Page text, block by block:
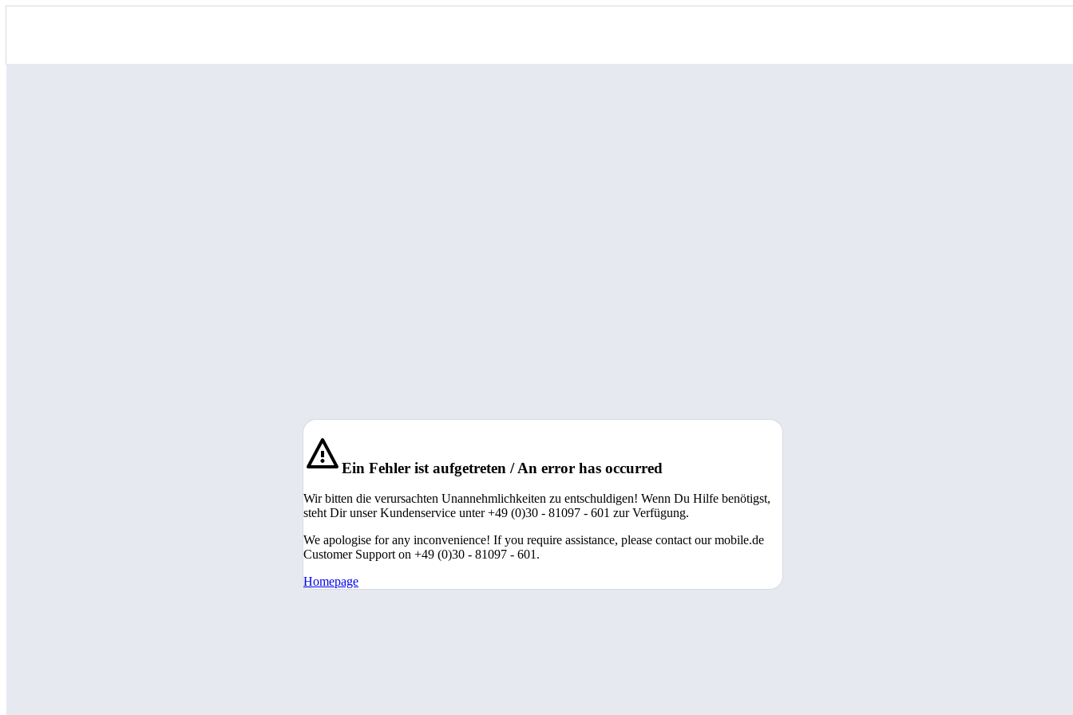
Ein Fehler ist aufgetreten / An error has occurred
Wir bitten die verursachten Unannehmlichkeiten zu entschuldigen! Wenn Du Hilfe benötigst,
steht Dir unser Kundenservice unter +49 (0)30 - 81097 - 601 zur Verfügung.
We apologise for any inconvenience! If you require assistance, please contact our mobile.de
Customer Support on +49 (0)30 - 81097 - 601.
Homepage